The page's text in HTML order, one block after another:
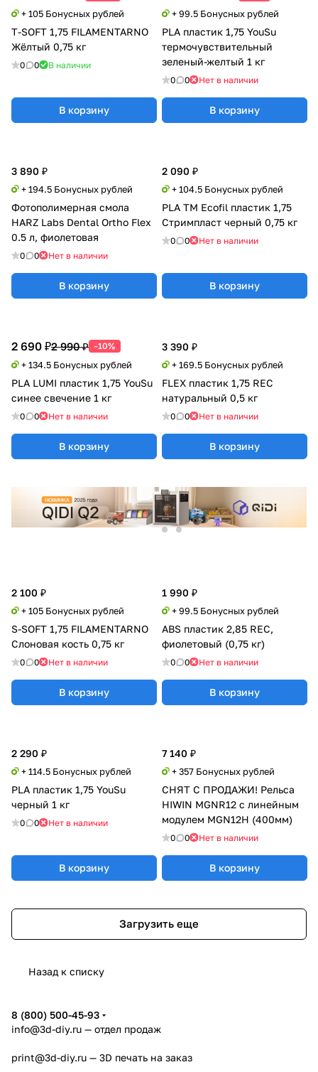
+ 105 Бонусных рублей
T-SOFT 1,75 FILAMENTARNO
Жёлтый 0,75 кг
0 0 В наличии
В корзину
+ 99.5 Бонусных рублей
PLA пластик 1,75 YouSu
термочувствительный
зеленый-желтый 1 кг
0 0 Нет в наличии
В корзину
2 090 ₽
+ 104.5 Бонусных рублей
PLA TM Ecofil пластик 1,75
Стримпласт черный 0,75 кг
0 0 Нет в наличии
В корзину
2 690 ₽2 990 ₽ -10%
+ 134.5 Бонусных рублей
PLA LUMI пластик 1,75 YouSu
синее свечение 1 кг
0 0 Нет в наличии
В корзину
3 390 ₽
+ 169.5 Бонусных рублей
FLEX пластик 1,75 REC
натуральный 0,5 кг
0 0 Нет в наличии
В корзину
2 100 ₽
+ 105 Бонусных рублей
S-SOFT 1,75 FILAMENTARNO
Слоновая кость 0,75 кг
0 0 Нет в наличии
В корзину
1 990 ₽
+ 99.5 Бонусных рублей
ABS пластик 2,85 REC,
фиолетовый (0,75 кг)
0 0 Нет в наличии
В корзину
3 890 ₽
+ 194.5 Бонусных рублей
Фотополимерная смола
HARZ Labs Dental Ortho Flex
0.5 л, фиолетовая
0 0 Нет в наличии
В корзину
2 290 ₽
+ 114.5 Бонусных рублей
PLA пластик 1,75 YouSu
черный 1 кг
0 0 Нет в наличии
В корзину
7 140 ₽
+ 357 Бонусных рублей
СНЯТ С ПРОДАЖИ! Рельса
HIWIN MGNR12 с линейным
модулем MGN12H (400мм)
0 0 Нет в наличии
В корзину
Загрузить еще
Назад к списку
8 (800) 500-45-93
info@3d-diy.ru — отдел продаж
print@3d-diy.ru — 3D печать на заказ